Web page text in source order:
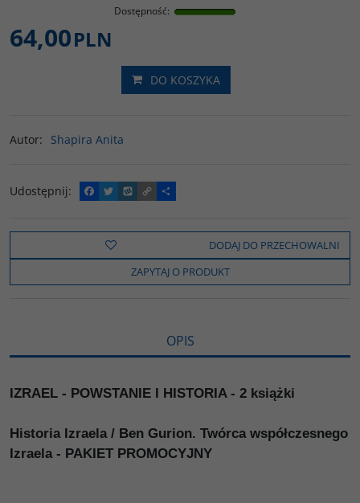
Dostępność:
64,00PLN
DO KOSZYKA
Autor: Shapira Anita
Udostępnij:
F
a
e
o
k
T
w
t
t
e
W
y
o
C
o
y
i
n
k
P
o
z
e
l
s
DODAJ DO PRZECHOWALNI
ZAPYTAJ O PRODUKT
OPIS
IZRAEL - POWSTANIE I HISTORIA - 2 książki
Historia Izraela / Ben Gurion. Twórca współczesnego
Izraela - PAKIET PROMOCYJNY